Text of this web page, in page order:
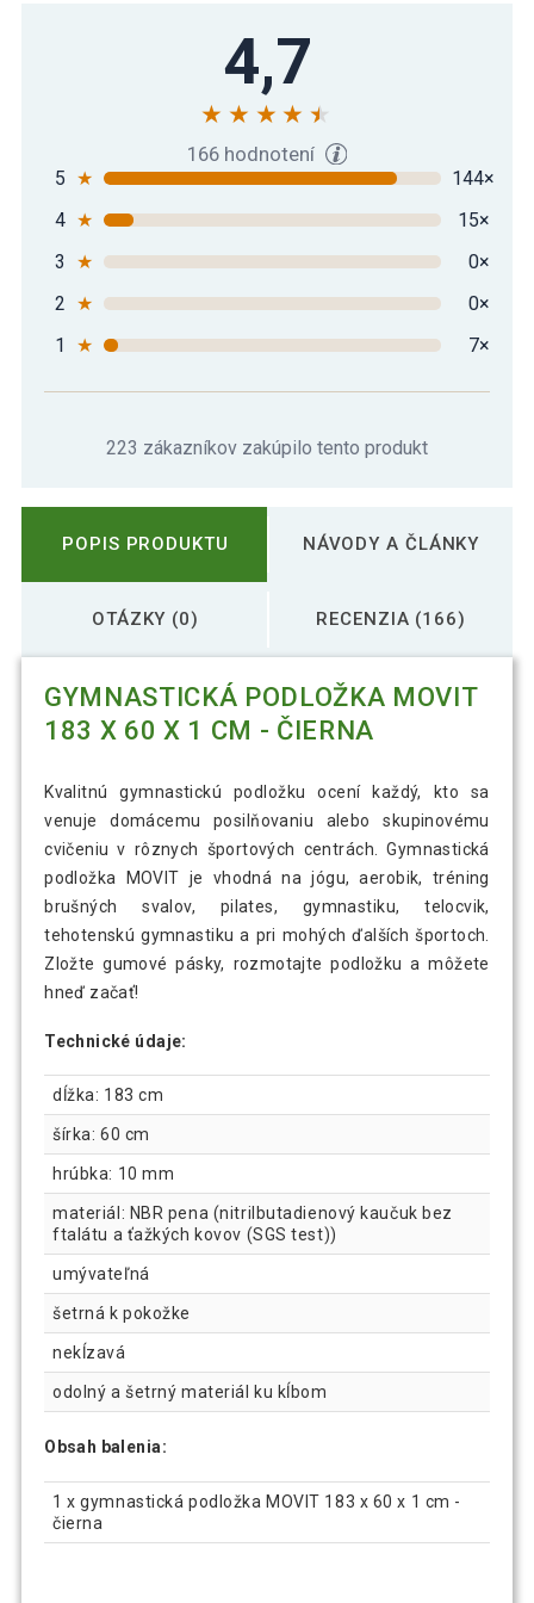
1 cm - tmavozelená
Gymnastická podložka MOVIT 183 x 60 x
1 cm - žltá
4,7
166 hodnotení
5 ★
144×
4 ★
15×
3
★
0×
2 ★
0×
1
★ 7×
223 zákazníkov zakúpilo tento produkt
POPIS PRODUKTU NÁVODY A ČLÁNKY
OTÁZKY (0) RECENZIA (166)
GYMNASTICKÁ PODLOŽKA MOVIT
183 X 60 X 1 CM - ČIERNA
Kvalitnú gymnastickú podložku ocení každý, kto sa
venuje domácemu posilňovaniu alebo skupinovému
cvičeniu v rôznych športových centrách. Gymnastická
podložka MOVIT je vhodná na jógu, aerobik, tréning
brušných svalov, pilates, gymnastiku, telocvik,
tehotenskú gymnastiku a pri mohých ďalších športoch.
Zložte gumové pásky, rozmotajte podložku a môžete
hneď začať!
Technické údaje:
dĺžka: 183 cm
šírka: 60 cm
hrúbka: 10 mm
materiál: NBR pena (nitrilbutadienový kaučuk bez
ftalátu a ťažkých kovov (SGS test))
umývateľná
šetrná k pokožke
nekĺzavá
odolný a šetrný materiál ku kĺbom
Obsah balenia:
1 x gymnastická podložka MOVIT 183 x 60 x 1 cm -
čierna